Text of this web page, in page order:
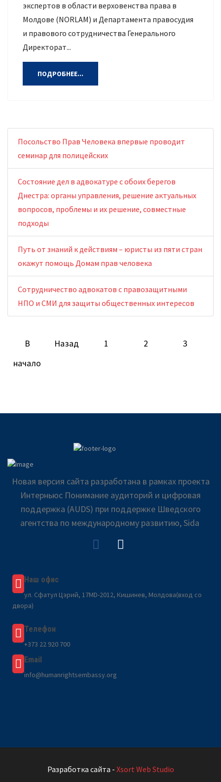
экспертов в области верховенства права в
Молдове (NORLAM) и Департамента правосудия
и правового сотрудничества Генерального
Директорат...
ПОДРОБНЕЕ...
Посольство Прав Человека впервые проводит
семинар для полицейских
Состояние дел в адвокатуре с обоих берегов
Днестра: органы управления, решение актуальных
вопросов, проблемы и их решение, совместные
подходы
Путь от знаний к действиям – юристы из пяти стран
окажут помощь Домам прав человека
Сотрудничество адвокатов с правозащитными
НПО и СМИ для защиты общественных интересов
В
начало
Назад 1 2 3
Новая версия сайта разработана в рамках проекта
Интерньюс Понимание аудиторий и цифровая
поддержка (AUDS) при поддержке Шведского
агентства по международному развитию, Sida
Наш офис
ул. Сфатул Цэрий, 17MD-2012, Кишинев, Молдова(вход со
двора)
Телефон
+373 22 920 700
Email
info@humanrightsembassy.org
Разработка сайта - Xsort Web Studio